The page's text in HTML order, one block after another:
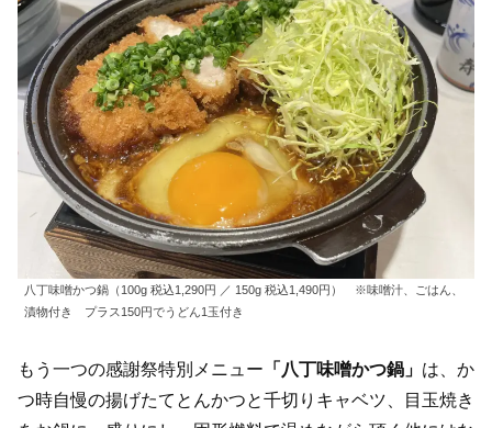
八丁味噌かつ鍋（100g 税込1,290円 ／ 150g 税込1,490円） ※味噌汁、ごはん、
漬物付き プラス150円でうどん1玉付き
もう一つの感謝祭特別メニュー 「八丁味噌かつ鍋」 は、か
つ時自慢の揚げたてとんかつと千切りキャベツ、目玉焼き